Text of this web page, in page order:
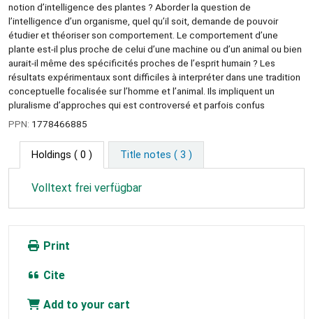
notion d’intelligence des plantes ? Aborder la question de
l’intelligence d’un organisme, quel qu’il soit, demande de pouvoir
étudier et théoriser son comportement. Le comportement d’une
plante est-il plus proche de celui d’une machine ou d’un animal ou bien
aurait-il même des spécificités proches de l’esprit humain ? Les
résultats expérimentaux sont difficiles à interpréter dans une tradition
conceptuelle focalisée sur l’homme et l’animal. Ils impliquent un
pluralisme d’approches qui est controversé et parfois confus
PPN: 1778466885
Holdings ( 0 ) Title notes ( 3 )
Volltext frei verfügbar
Print
Cite
Add to your cart